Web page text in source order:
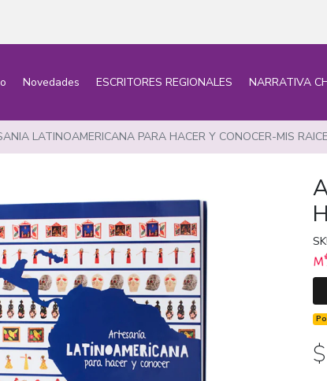
Novedades ESCRITORES REGIONALES NARRATIVA
LATINOAMERICANA PARA HACER Y CONOCER-MIS